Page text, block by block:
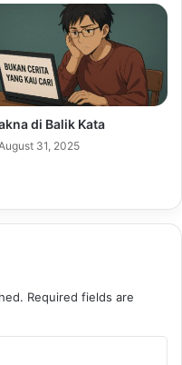
di Balik Kata
31, 2025
Required fields are